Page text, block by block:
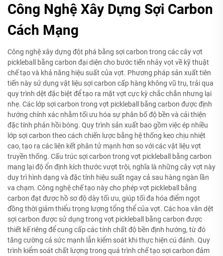
Công Nghệ Xây Dựng Sợi Carbon
Cách Mạng
Công nghệ xây dựng đột phá bằng sợi carbon trong các cây vợt
pickleball bằng carbon đại diện cho bước tiến nhảy vọt về kỹ thuật
chế tạo và khả năng hiệu suất của vợt. Phương pháp sản xuất tiên
tiến này sử dụng vật liệu sợi carbon cấp hàng không vũ trụ, trải qua
quy trình dệt đặc biệt để tạo ra mặt vợt cực kỳ chắc chắn nhưng lại
nhẹ. Các lớp sợi carbon trong vợt pickleball bằng carbon được định
hướng chính xác nhằm tối ưu hóa sự phân bố độ bền và cải thiện
đặc tính phản hồi bóng. Quy trình sản xuất bao gồm việc ép nhiều
lớp sợi carbon theo cách chiến lược bằng hệ thống keo chịu nhiệt
cao, tạo ra các liên kết phân tử mạnh hơn so với các vật liệu vợt
truyền thống. Cấu trúc sợi carbon trong vợt pickleball bằng carbon
mang lại độ ổn định kích thước vượt trội, nghĩa là những cây vợt này
duy trì hình dạng và đặc tính hiệu suất ngay cả sau hàng ngàn lần
va chạm. Công nghệ chế tạo này cho phép vợt pickleball bằng
carbon đạt được hồ sơ độ dày tối ưu, giúp tối đa hóa điểm ngọt
đồng thời giảm thiểu trọng lượng tổng thể của vợt. Các hoa văn dệt
sợi carbon được sử dụng trong vợt pickleball bằng carbon được
thiết kế riêng để cung cấp các tính chất độ bền định hướng, từ đó
tăng cường cả sức mạnh lẫn kiểm soát khi thực hiện cú đánh. Quy
trình kiểm soát chất lượng trong quá trình chế tạo sợi carbon đảm